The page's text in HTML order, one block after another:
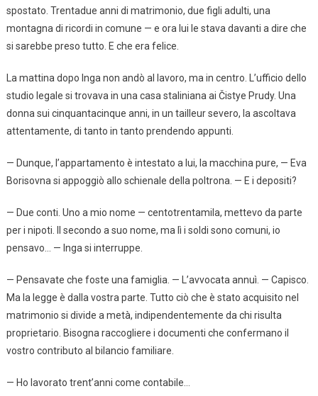
spostato. Trentadue anni di matrimonio, due figli adulti, una
montagna di ricordi in comune — e ora lui le stava davanti a dire che
si sarebbe preso tutto. E che era felice.
La mattina dopo Inga non andò al lavoro, ma in centro. L’ufficio dello
studio legale si trovava in una casa staliniana ai Čistye Prudy. Una
donna sui cinquantacinque anni, in un tailleur severo, la ascoltava
attentamente, di tanto in tanto prendendo appunti.
— Dunque, l’appartamento è intestato a lui, la macchina pure, — Eva
Borisovna si appoggiò allo schienale della poltrona. — E i depositi?
— Due conti. Uno a mio nome — centotrentamila, mettevo da parte
per i nipoti. Il secondo a suo nome, ma lì i soldi sono comuni, io
pensavo… — Inga si interruppe.
— Pensavate che foste una famiglia. — L’avvocata annuì. — Capisco.
Ma la legge è dalla vostra parte. Tutto ciò che è stato acquisito nel
matrimonio si divide a metà, indipendentemente da chi risulta
proprietario. Bisogna raccogliere i documenti che confermano il
vostro contributo al bilancio familiare.
— Ho lavorato trent’anni come contabile…